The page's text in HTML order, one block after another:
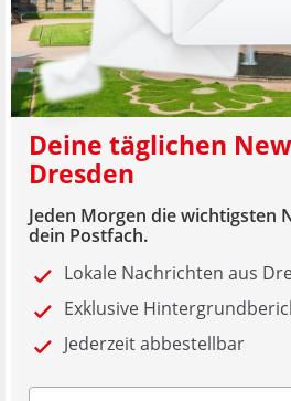
Deine täglichen
Dresden
Jeden Morgen die wichtigsten
dein Postfach.
Lokale Nachrichten aus
Exklusive
Jederzeit abbestellbar